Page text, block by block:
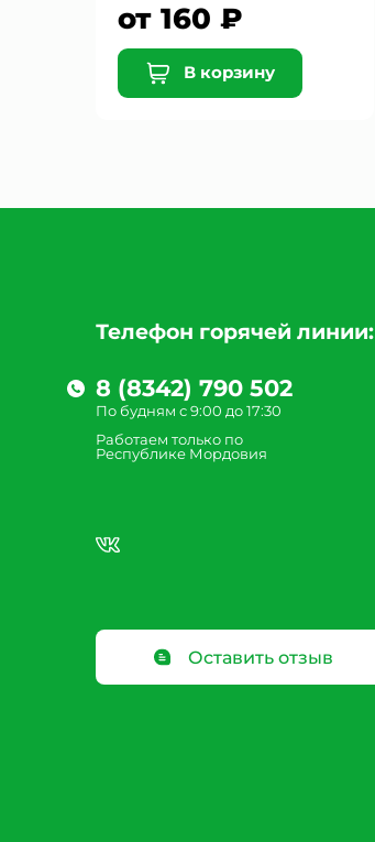
от 160 ₽
В корзину
Телефон горячей линии:
8 (8342) 790 502
По будням с 9:00 до 17:30
Работаем только по
Республике Мордовия
Оставить отзыв